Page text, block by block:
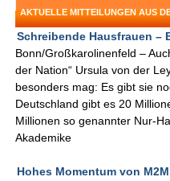
AKTUELLE MITTEILUNGEN AUS
Schreibende Hausfrauen –
Bonn/Großkarolinenfeld –
der Nation“ Ursula von der
besonders mag: Es gibt sie
Deutschland gibt es 20
Millionen so genannter Nur-
Akademike
Hohes Momentum von